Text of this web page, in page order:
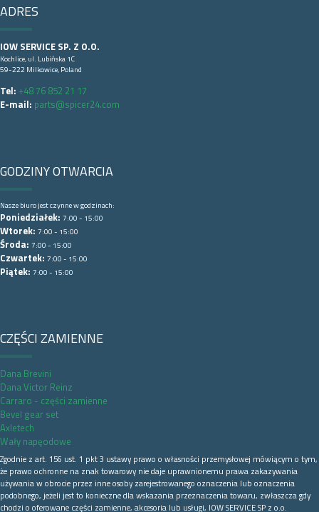
ADRES
IOW SERVICE SP. Z O.O.
Kochlice, ul. Lubińska 1C
59-222 Milkowice, Poland
Tel: +48 76 852 21 17
E-mail: parts@spicer24.com
GODZINY OTWARCIA
Nasze biuro jest czynne w godzinach:
Poniedziałek: 7:00 - 15:00
Wtorek: 7:00 - 15:00
Środa: 7:00 - 15:00
Czwartek: 7:00 - 15:00
Piątek: 7:00 - 15:00
CZĘŚCI ZAMIENNE
Dana Brevini
Dana Victor Reinz
Carraro - części zamienne
Bevel gear set
Axletech
Wały napęodowe
Zgodnie z art. 156 ust. 1 pkt 3 ustawy prawo o własności przemysłowej mówiącym o tym,
że prawo ochronne na znak towarowy nie daje uprawnionemu prawa zakazywania
używania w obrocie przez inne osoby zarejestrowanego oznaczenia lub oznaczenia
podobnego, jeżeli jest to konieczne dla wskazania przeznaczenia towaru, zwłaszcza gdy
chodzi o oferowane części zamienne, akcesoria lub usługi, IOW SERVICE SP z o.o.